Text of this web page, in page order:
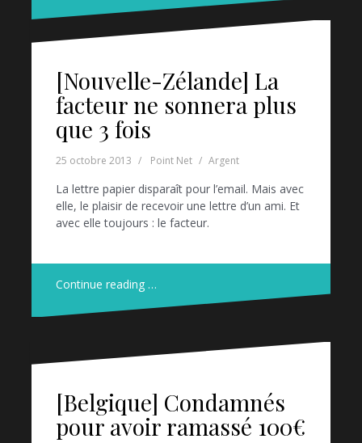
[Nouvelle-Zélande] La
facteur ne sonnera plus
que 3 fois
25 octobre 2013 Point Net Argent
La lettre papier disparaît pour l’email. Mais avec
elle, le plaisir de recevoir une lettre d’un ami. Et
avec elle toujours : le facteur.
Continue reading …
[Belgique] Condamnés
pour avoir ramassé 100€